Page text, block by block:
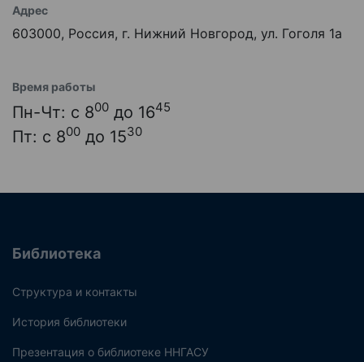
Адрес
603000, Россия, г. Нижний Новгород, ул. Гоголя 1а
Время работы
Пн-Чт: с 800 до 1645
Пт: с 800 до 1530
Библиотека
Структура и контакты
История библиотеки
Презентация о библиотеке ННГАСУ